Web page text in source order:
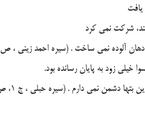
شركت نمى كرد
آلوده نمى ساخت . (سيره احمد زينى ، ص 95.)
خيلى زود به پايان رسانده بود.
دشمن نمى دارم . (سيره حبلى ، ج 1، ص 270.)